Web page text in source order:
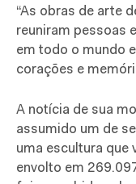
“As obras de arte
reuniram pessoas
em todo o mundo
corações e
A notícia de sua
assumido um de
uma escultura que
envolto em